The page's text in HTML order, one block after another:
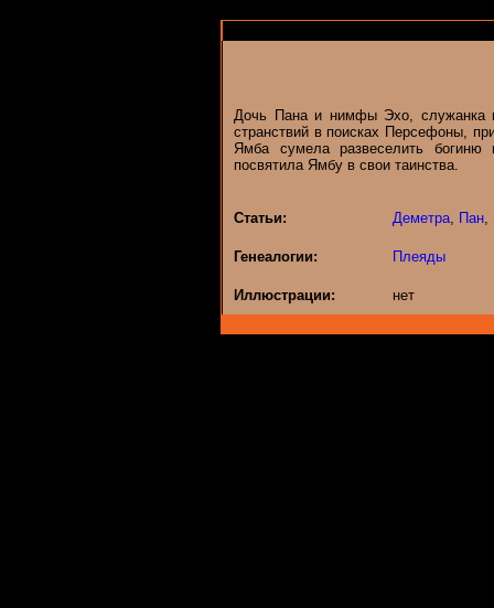
Дочь Пана и нимфы Эхо, служанка
странствий в поисках Персефоны,
Ямба сумела развеселить богиню
посвятила Ямбу в свои таинства.
Статьи: Деметра, Пан,
Генеалогии: Плеяды
Иллюстрации: нет